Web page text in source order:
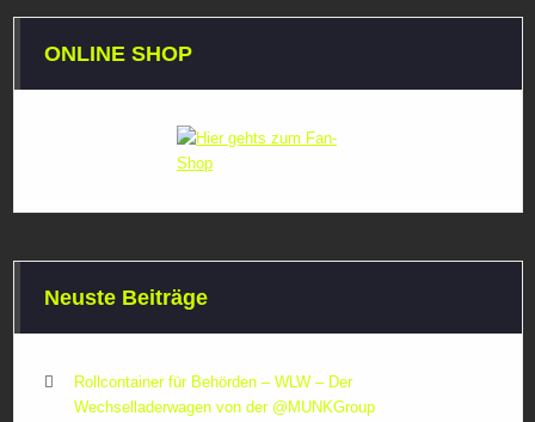
ONLINE SHOP
Neuste Beiträge
Rollcontainer für Behörden – WLW – Der
Wechselladerwagen von der ‪@MUNKGroup‬